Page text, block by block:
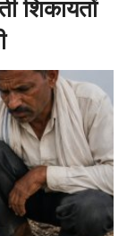
शिकायतों